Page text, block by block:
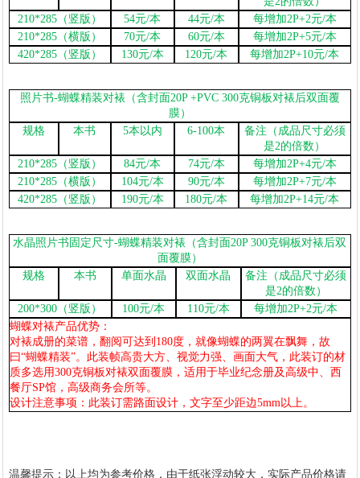
1 2
210*285（竖版） 54元/本 44元/本 每增加2P+2元/本
210*285（横版） 70元/本 60元/本 每增加2P+5元/本
420*285（竖版） 130元/本 120元/本 每增加2P+10元/本
照片书-蝴蝶精装对裱（含封面20P +PVC 300克铜板对裱后双面覆
膜）
规格
本书 5本以内 6-100本
备注（成品尺寸必须
是2的倍数）
210*285（竖版） 84元/本 74元/本 每增加2P+4元/本
210*285（横版） 104元/本 90元/本 每增加2P+7元/本
420*285（竖版） 190元/本 180元/本 每增加2P+14元/本
水晶照片书固定尺寸-蝴蝶精装对裱（含封面20P 300克铜板对裱后双
面覆膜）
规格
本书 单面水晶 双面水晶
备注（成品尺寸必须
是2的倍数）
200*300 （竖版） 100元/本 110元/本 每增加2P+2元/本
蝴蝶对裱产品优势：
对裱成册的菜谱，翻阅可达到 180度，就像蝴蝶的两翼在飘舞，故
曰“蝴蝶精装”。此装帧高贵大方、视觉力强、画面大气，此装订的材
质多选用300克铜板对裱双面覆膜，适用于毕业纪念册及高级中、西
餐厅SP馆，高级商务会所等。
设计注意事项：此装订需路面设计，文字至少距边5mm以上。
温馨提示：以上均为参考价格，由于纸张浮动较大，实际产品价格请